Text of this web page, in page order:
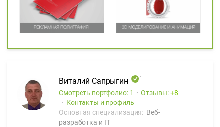
Виталий Сапрыгин
Смотреть портфолио: 1 Отзывы:
8
Контакты и профиль
Основная специализация: Веб-
разработка и IT